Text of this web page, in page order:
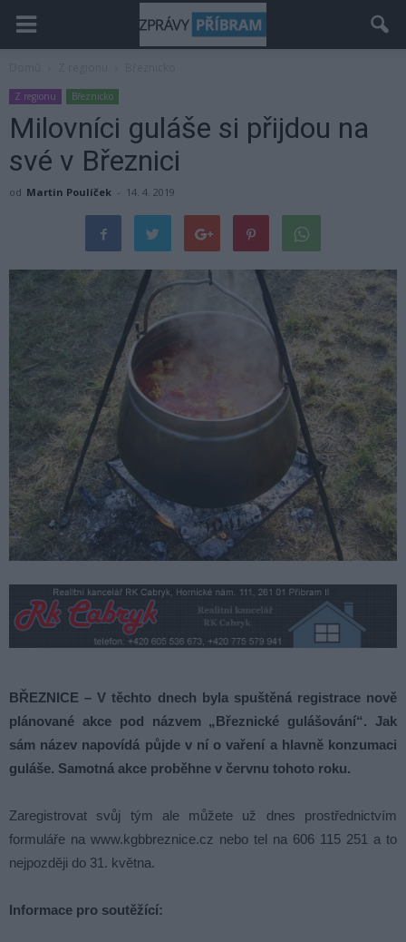
Z regionu Březnicko
Milovníci guláše si přijdou na
své v Březnici
od Martin Poulíček - 14. 4. 2019
BŘEZNICE – V těchto dnech byla spuštěná registrace nově
plánované akce pod názvem „Březnické gulášování“. Jak
sám název napovídá půjde v ní o vaření a hlavně konzumaci
guláše. Samotná akce proběhne v červnu tohoto roku.
Zaregistrovat svůj tým ale můžete už dnes prostřednictvím
formuláře na www.kgbbreznice.cz nebo tel na 606 115 251 a to
nejpozději do 31. května.
Informace pro soutěžící: